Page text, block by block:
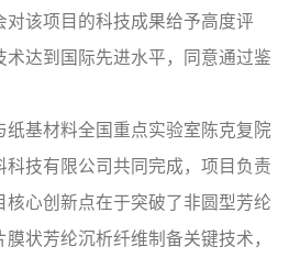
该项目的科技成果给予高度评
达到国际先进水平，同意通过鉴
纸基材料全国重点实验室陈克复院
技有限公司共同完成，项目负责
心创新点在于突破了非圆型芳纶
状芳纶沉析纤维制备关键技术，